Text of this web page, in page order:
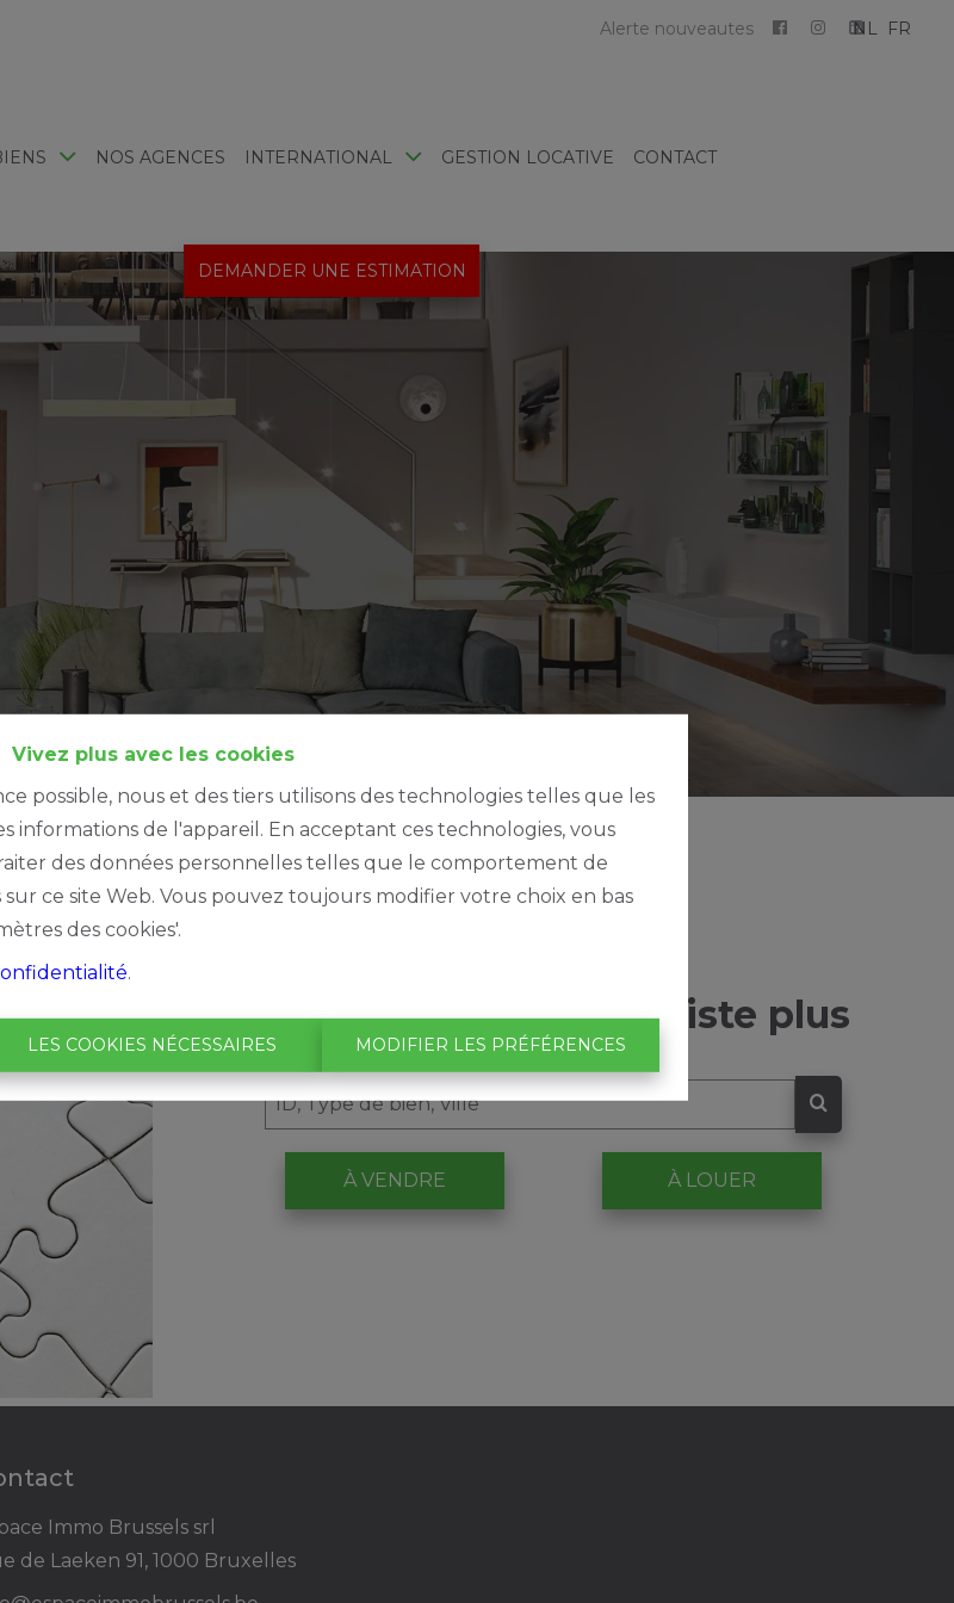
Vivez plus avec les cookies
possible, nous et des tiers utilisons des technologies telles que les
informations de l'appareil. En acceptant ces technologies, vous
des données personnelles telles que le comportement de
ce site Web. Vous pouvez toujours modifier votre choix en bas
des cookies'.
.
LES COOKIES NÉCESSAIRES MODIFIER LES PRÉFÉRENCES
Alerte nouveautes NL FR
NOS AGENCES INTERNATIONAL GESTION LOCATIVE CONTACT
DEMANDER UNE ESTIMATION
Oups, cette page n'existe plus
À VENDRE À LOUER
Immo Brussels srl
de Laeken 91, 1000 Bruxelles